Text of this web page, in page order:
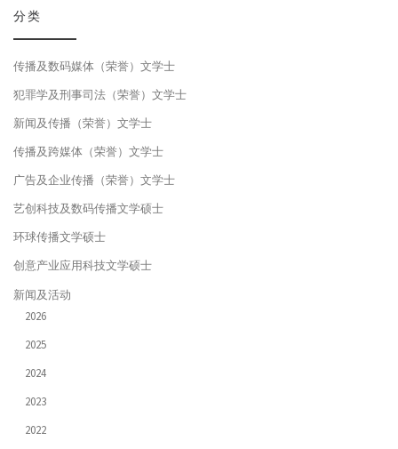
分类
传播及数码媒体（荣誉）文学士
犯罪学及刑事司法（荣誉）文学士
新闻及传播（荣誉）文学士
传播及跨媒体（荣誉）文学士
广告及企业传播（荣誉）文学士
艺创科技及数码传播文学硕士
环球传播文学硕士
创意产业应用科技文学硕士
新闻及活动
2026
2025
2024
2023
2022